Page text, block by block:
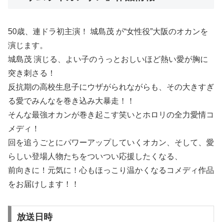
50歳、連ドラ初主演！ 城島茂 が“女性役”大阪のオカンを
演じます。
城島茂 演じる、よい子のうっとおしいほど熱い愛が胸に
突き刺さる！
反抗期の高校生息子にウザがられながらも、その大きすぎ
る愛でみんなを巻き込み大暴走！！
そんな最強オカンが巻き起こす笑いとホロリの全力愛情コ
メディ！
回を追うごとにパワーアップしていくオカン、そして、愛
らしい登場人物たちをついつい応援したくなる、
前向きに！元気に！心もほっこり温かくなるコメディ作品
をお届けします！！
放送日時